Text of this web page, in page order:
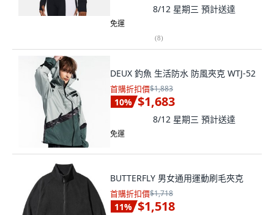
8/12 星期三 預計送達
免運
(8)
DEUX 釣魚 生活防水 防風夾克 WTJ-52
首購折扣價$1,883
10% $1,683
8/12 星期三 預計送達
免運
BUTTERFLY 男女通用運動刷毛夾克
首購折扣價$1,718
11% $1,518